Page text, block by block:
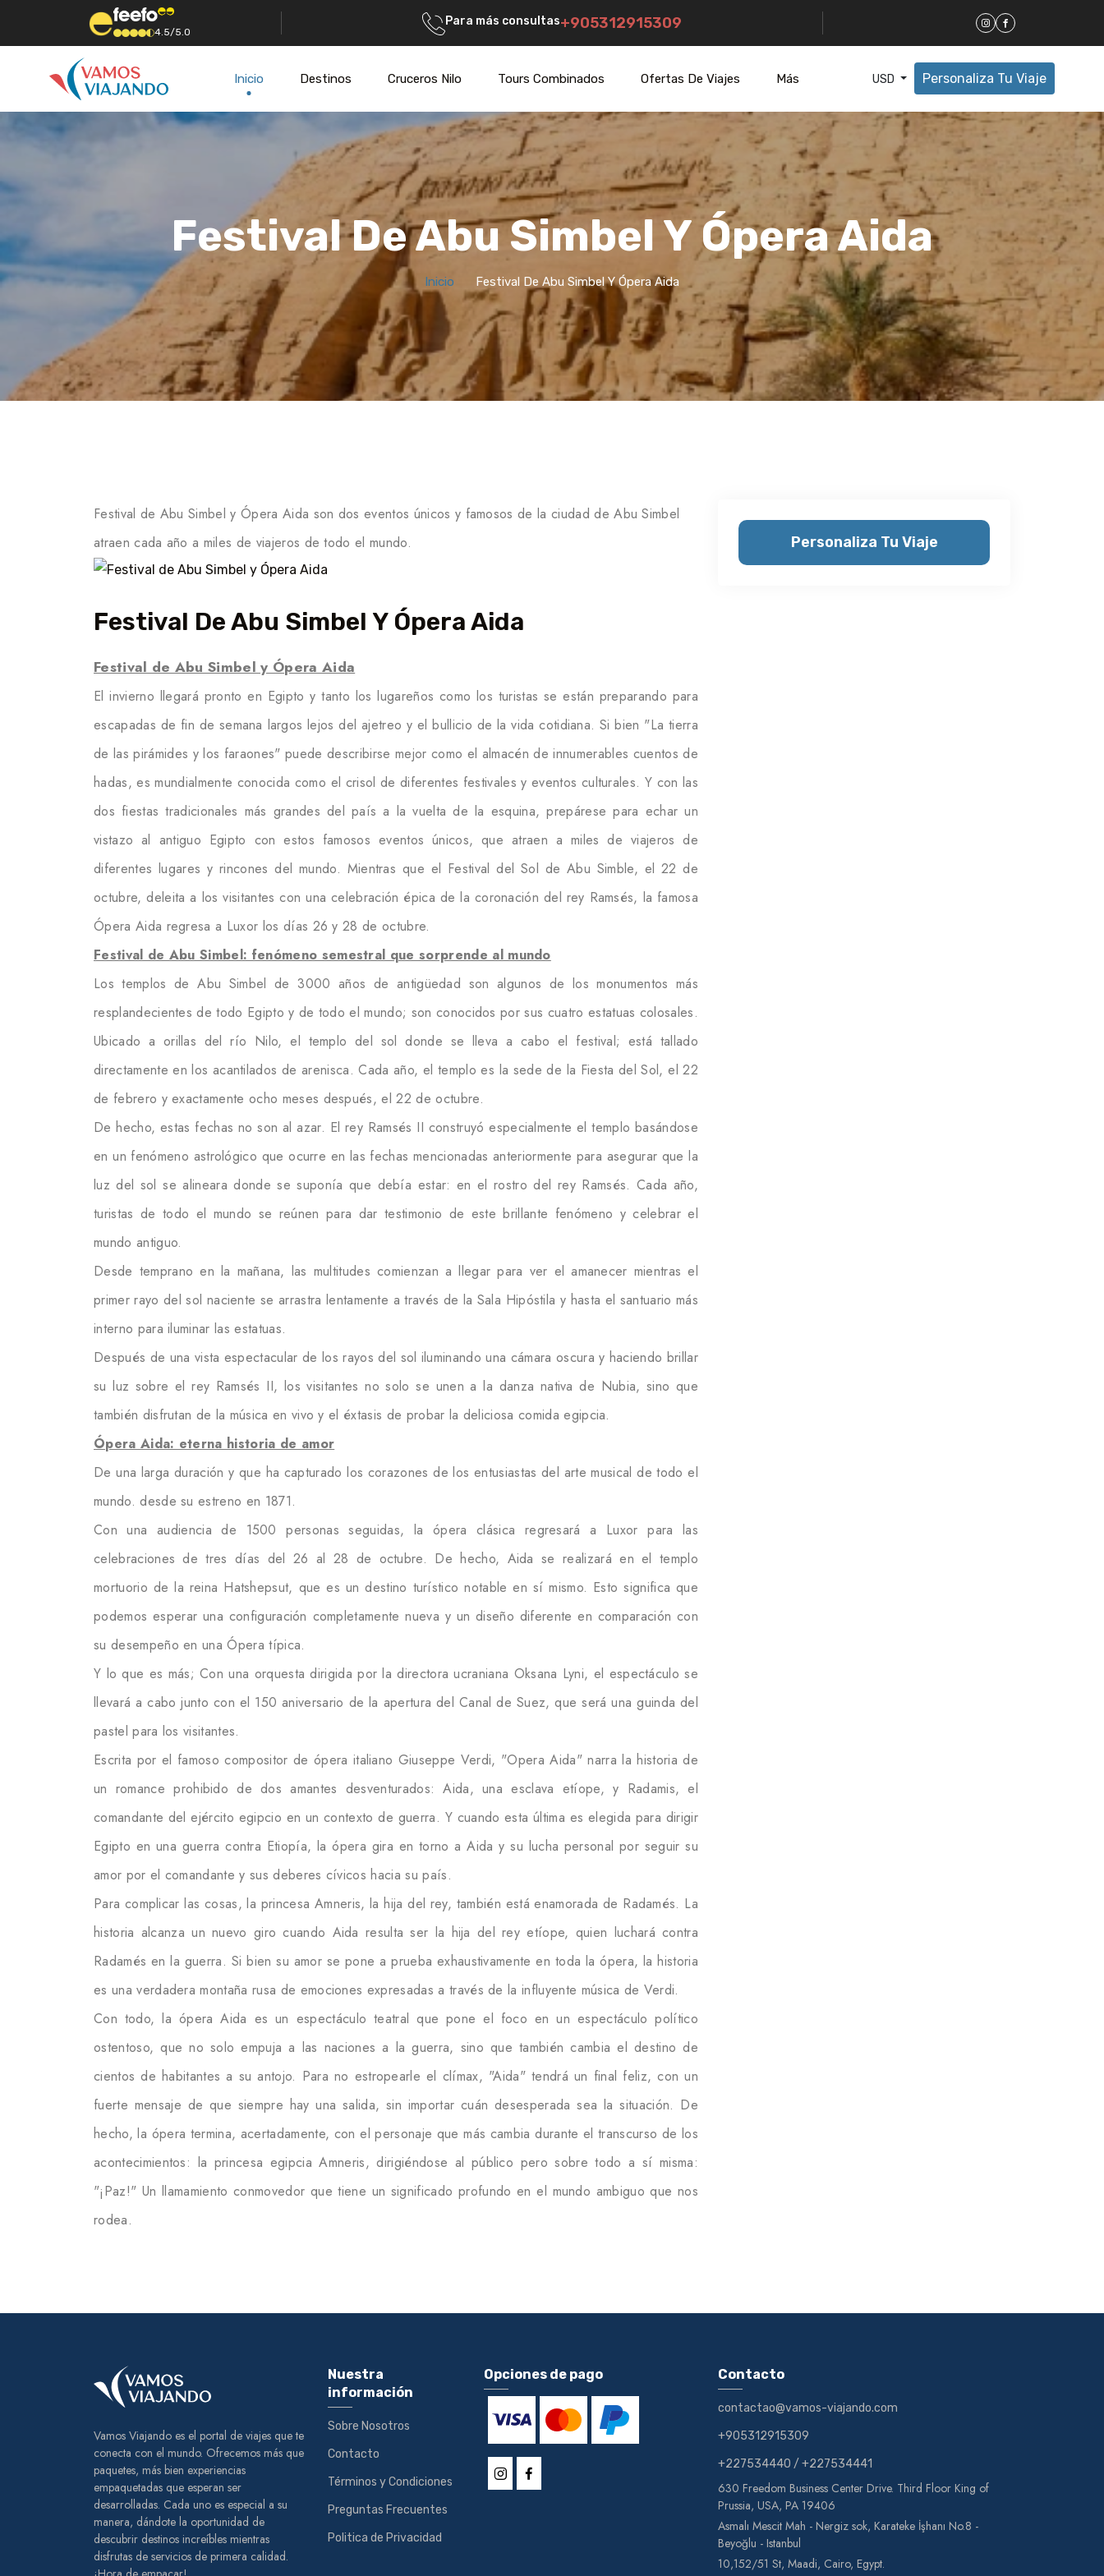
4.5/5.0
Para más consultas+905312915309
Inicio Destinos Cruceros Nilo Tours Combinados Ofertas De Viajes Más USD Personaliza Tu Viaje
Festival De Abu Simbel Y Ópera Aida
Inicio Festival De Abu Simbel Y Ópera Aida
Festival de Abu Simbel y Ópera Aida son dos eventos únicos y famosos de la ciudad de Abu Simbel
atraen cada año a miles de viajeros de todo el mundo.
Festival De Abu Simbel Y Ópera Aida
Festival de Abu Simbel y Ópera Aida
El invierno llegará pronto en Egipto y tanto los lugareños como los turistas se están preparando para
escapadas de fin de semana largos lejos del ajetreo y el bullicio de la vida cotidiana. Si bien "La tierra
de las pirámides y los faraones" puede describirse mejor como el almacén de innumerables cuentos de
hadas, es mundialmente conocida como el crisol de diferentes festivales y eventos culturales. Y con las
dos fiestas tradicionales más grandes del país a la vuelta de la esquina, prepárese para echar un
vistazo al antiguo Egipto con estos famosos eventos únicos, que atraen a miles de viajeros de
diferentes lugares y rincones del mundo. Mientras que el Festival del Sol de Abu Simble, el 22 de
octubre, deleita a los visitantes con una celebración épica de la coronación del rey Ramsés, la famosa
Ópera Aida regresa a Luxor los días 26 y 28 de octubre.
Festival de Abu Simbel: fenómeno semestral que sorprende al mundo
Los templos de Abu Simbel de 3000 años de antigüedad son algunos de los monumentos más
resplandecientes de todo Egipto y de todo el mundo; son conocidos por sus cuatro estatuas colosales.
Ubicado a orillas del río Nilo, el templo del sol donde se lleva a cabo el festival; está tallado
directamente en los acantilados de arenisca. Cada año, el templo es la sede de la Fiesta del Sol, el 22
de febrero y exactamente ocho meses después, el 22 de octubre.
De hecho, estas fechas no son al azar. El rey Ramsés II construyó especialmente el templo basándose
en un fenómeno astrológico que ocurre en las fechas mencionadas anteriormente para asegurar que la
luz del sol se alineara donde se suponía que debía estar: en el rostro del rey Ramsés. Cada año,
turistas de todo el mundo se reúnen para dar testimonio de este brillante fenómeno y celebrar el
mundo antiguo.
Desde temprano en la mañana, las multitudes comienzan a llegar para ver el amanecer mientras el
primer rayo del sol naciente se arrastra lentamente a través de la Sala Hipóstila y hasta el santuario más
interno para iluminar las estatuas.
Después de una vista espectacular de los rayos del sol iluminando una cámara oscura y haciendo brillar
su luz sobre el rey Ramsés II, los visitantes no solo se unen a la danza nativa de Nubia, sino que
también disfrutan de la música en vivo y el éxtasis de probar la deliciosa comida egipcia.
Ópera Aida: eterna historia de amor
De una larga duración y que ha capturado los corazones de los entusiastas del arte musical de todo el
mundo. desde su estreno en 1871.
Con una audiencia de 1500 personas seguidas, la ópera clásica regresará a Luxor para las
celebraciones de tres días del 26 al 28 de octubre. De hecho, Aida se realizará en el templo
mortuorio de la reina Hatshepsut, que es un destino turístico notable en sí mismo. Esto significa que
podemos esperar una configuración completamente nueva y un diseño diferente en comparación con
su desempeño en una Ópera típica.
Y lo que es más; Con una orquesta dirigida por la directora ucraniana Oksana Lyni, el espectáculo se
llevará a cabo junto con el 150 aniversario de la apertura del Canal de Suez, que será una guinda del
pastel para los visitantes.
Escrita por el famoso compositor de ópera italiano Giuseppe Verdi, "Opera Aida" narra la historia de
un romance prohibido de dos amantes desventurados: Aida, una esclava etíope, y Radamis, el
comandante del ejército egipcio en un contexto de guerra. Y cuando esta última es elegida para dirigir
Egipto en una guerra contra Etiopía, la ópera gira en torno a Aida y su lucha personal por seguir su
amor por el comandante y sus deberes cívicos hacia su país.
Para complicar las cosas, la princesa Amneris, la hija del rey, también está enamorada de Radamés. La
historia alcanza un nuevo giro cuando Aida resulta ser la hija del rey etíope, quien luchará contra
Radamés en la guerra. Si bien su amor se pone a prueba exhaustivamente en toda la ópera, la historia
es una verdadera montaña rusa de emociones expresadas a través de la influyente música de Verdi.
Con todo, la ópera Aida es un espectáculo teatral que pone el foco en un espectáculo político
ostentoso, que no solo empuja a las naciones a la guerra, sino que también cambia el destino de
cientos de habitantes a su antojo. Para no estropearle el clímax, "Aida" tendrá un final feliz, con un
fuerte mensaje de que siempre hay una salida, sin importar cuán desesperada sea la situación. De
hecho, la ópera termina, acertadamente, con el personaje que más cambia durante el transcurso de los
acontecimientos: la princesa egipcia Amneris, dirigiéndose al público pero sobre todo a sí misma:
"¡Paz!" Un llamamiento conmovedor que tiene un significado profundo en el mundo ambiguo que nos
rodea.
Personaliza Tu Viaje
Vamos Viajando es el portal de viajes que te
conecta con el mundo. Ofrecemos más que
paquetes, más bien experiencias
empaquetadas que esperan ser
desarrolladas. Cada uno es especial a su
manera, dándote la oportunidad de
descubrir destinos increíbles mientras
disfrutas de servicios de primera calidad.
Nuestra
información
Sobre Nosotros
Contacto
Términos y Condiciones
Preguntas Frecuentes
Politica de Privacidad
Opciones de pago Contacto
contactao@vamos-viajando.com
+905312915309
+227534440 / +227534441
630 Freedom Business Center Drive. Third Floor King of
Prussia, USA, PA 19406
Asmalı Mescit Mah - Nergiz sok, Karateke İşhanı No.8 -
Beyoğlu - Istanbul
10,152/51 St, Maadi, Cairo, Egypt.